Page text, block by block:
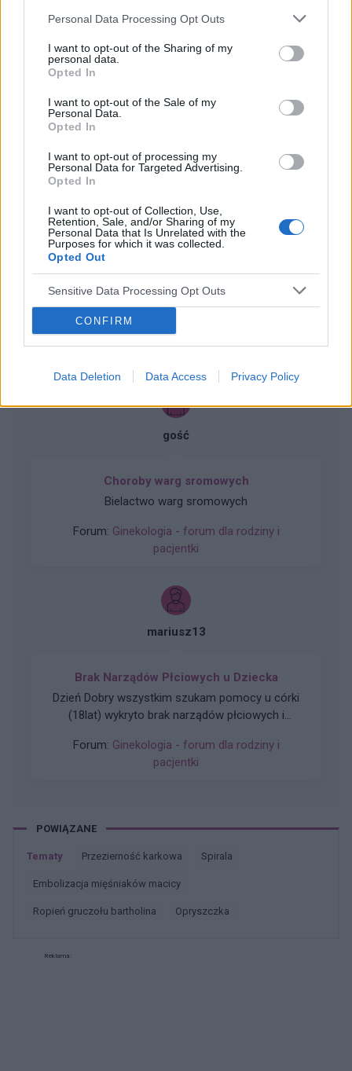
Personal Data Processing Opt Outs
I want to opt-out of the Sharing of my
personal data.
Opted In
I want to opt-out of the Sale of my
Personal Data.
Opted In
I want to opt-out of processing my
Personal Data for Targeted Advertising.
Opted In
I want to opt-out of Collection, Use,
Retention, Sale, and/or Sharing of my
Personal Data that Is Unrelated with the
Purposes for which it was collected.
Opted Out
Sensitive Data Processing Opt Outs
CONFIRM
Data Deletion Data Access Privacy Policy
gość
doxycycline i w tym samym miesiącu dostalam
zapalenie pęcherza moczowego i brałam też
10 dni ,ciąża wykluczona beta HCG
przedwczoraj 0,2 a na wizycie u ginekologa
endometrium bardzo cieniutkie .moje pytanie
czy okres powinien przyjść w tym miesiącu czy
to coś poważniejszego ?
pacjentki
gość
Nabrzmiałe wargi sromowe
Hej od tygodnia czuje ze mam nabrzmiałe wargi
sromowe nie wiem co z tym robić...
gość
Choroby warg sromowych
Bielactwo warg sromowych
Forum: Ginekologia - forum dla rodziny i
pacjentki
mariusz13
Brak Narządów Płciowych u Dziecka
Dzień Dobry wszystkim szukam pomocy u córki
(18lat) wykryto brak narządów płciowych i
plastyka namiary godnego polecenia nie za
miliony Dziękuję
Forum: Ginekologia - forum dla rodziny i
pacjentki
POWIĄZANE
Tematy przezierność karkowa spirala
embolizacja mięśniaków macicy
ropień gruczołu bartholina opryszczka
Reklama: